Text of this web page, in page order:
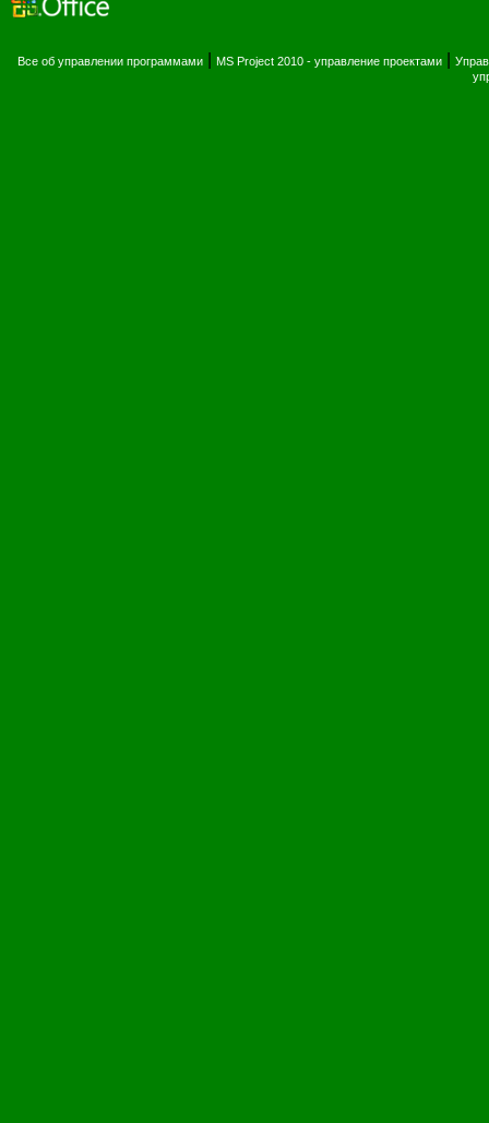
Все об управлении программами MS Project 2010 - управление проектами